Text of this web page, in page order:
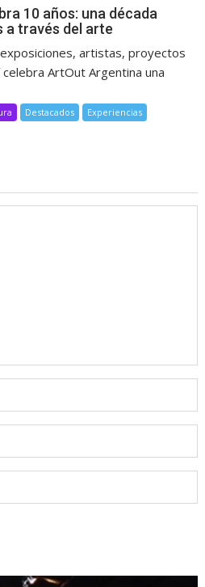
10 años: una década
a través del arte
artistas, proyectos
ArtOut Argentina una
Destacados
Experiencias